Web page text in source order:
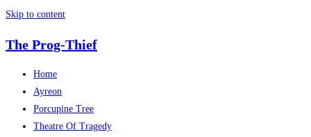
Skip to content
The Prog-Thief
Home
Ayreon
Porcupine Tree
Theatre Of Tragedy